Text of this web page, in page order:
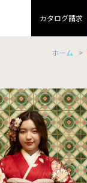
カタログ請求
ホーム >